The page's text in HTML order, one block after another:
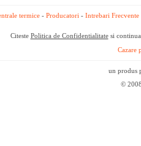
termice - Producatori - Intrebari Frecvente
Citeste Politica de Confidentialitatesi
Cazare
un produs
©